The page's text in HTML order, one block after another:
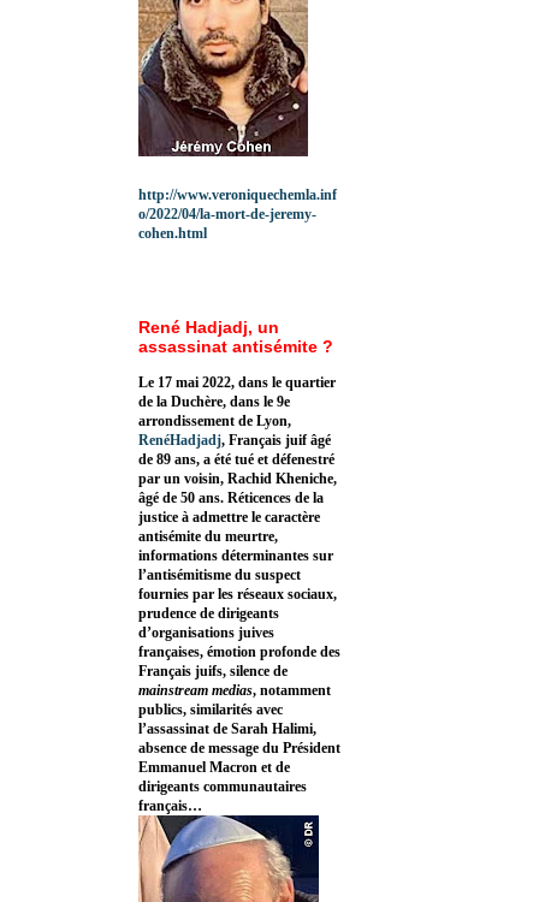
http://www.veroniquechemla.inf
o/2022/04/la-mort-de-jeremy-
cohen.html
René Hadjadj, un
assassinat antisémite ?
Le 17 mai 2022, dans le quartier
de la Duchère, dans le 9e
arrondissement de Lyon,
RenéHadjadj, Français juif âgé
de 89 ans, a été tué et défenestré
par un voisin, Rachid Kheniche,
âgé de 50 ans. Réticences de la
justice à admettre le caractère
antisémite du meurtre,
informations déterminantes sur
l’antisémitisme du suspect
fournies par les réseaux sociaux,
prudence de dirigeants
d’organisations juives
françaises, émotion profonde des
Français juifs, silence de
mainstream medias, notamment
publics, similarités avec
l’assassinat de Sarah Halimi,
absence de message du Président
Emmanuel Macron et de
dirigeants communautaires
français…